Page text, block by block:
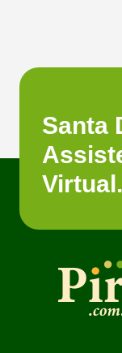
Santa
Virtual.